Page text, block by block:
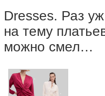
Dresses. Раз
на тему
можно смел…